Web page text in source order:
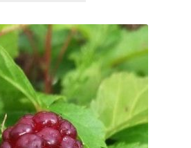
кілька
варіантів.
Параметри
можна
вибрати
на
сторінці